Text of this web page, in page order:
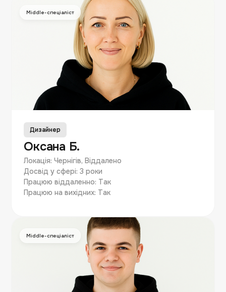
Middle-спеціаліст
Дизайнер
Оксана Б.
Локація: Чернігів, Віддалено
Досвід у сфері: 3 роки
Працюю віддаленно: Так
Працюю на вихідних: Так
Middle-спеціаліст